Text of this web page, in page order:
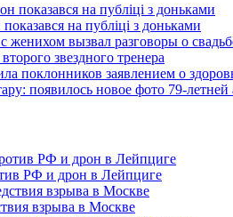
на публіці з доньками
вызвал разговоры о
звездного тренера
поклонников заявлением о
появилось новое фото 79-летней
РФ и дрон в Лейпциге
взрыва в Москве